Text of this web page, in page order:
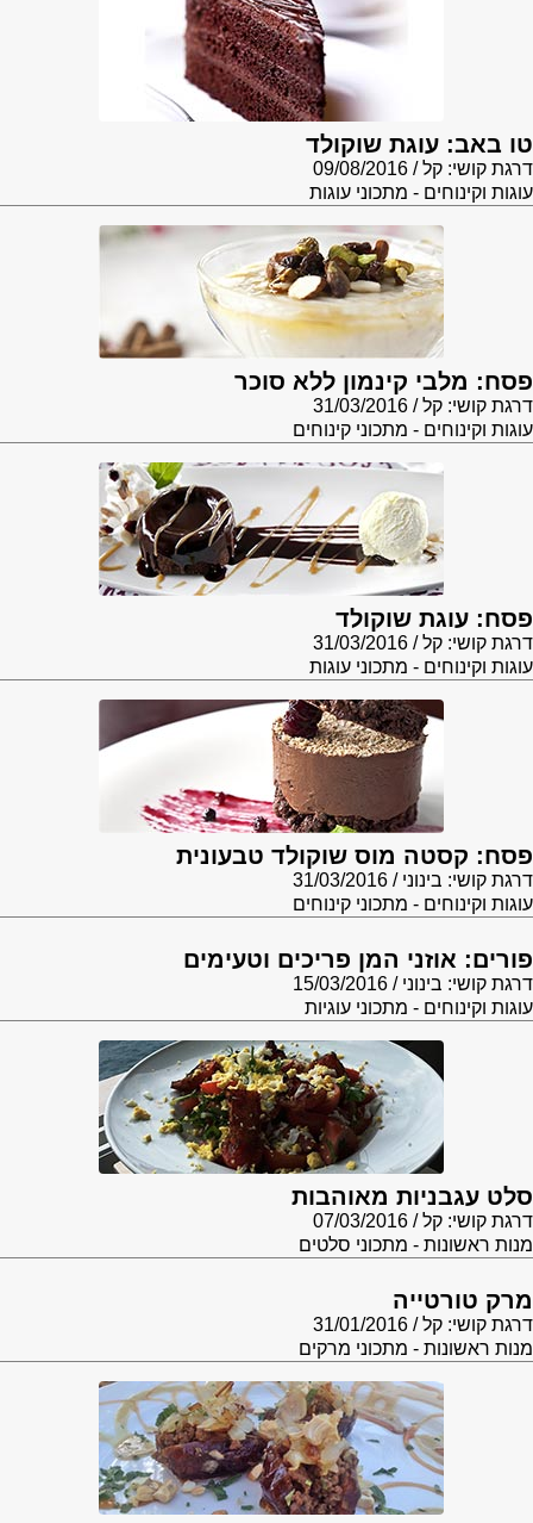
טו באב: עוגת שוקולד
דרגת קושי: קל
09/08/2016
עוגות וקינוחים - מתכוני עוגות
פסח: מלבי קינמון ללא סוכר
דרגת קושי: קל
31/03/2016
עוגות וקינוחים - מתכוני קינוחים
פסח: עוגת שוקולד
דרגת קושי: קל
31/03/2016
עוגות וקינוחים - מתכוני עוגות
פסח: קסטה מוס שוקולד טבעונית
דרגת קושי: בינוני
31/03/2016
עוגות וקינוחים - מתכוני קינוחים
פורים: אוזני המן פריכים וטעימים
דרגת קושי: בינוני
15/03/2016
עוגות וקינוחים - מתכוני עוגיות
סלט עגבניות מאוהבות
דרגת קושי: קל
07/03/2016
מנות ראשונות - מתכוני סלטים
מרק טורטייה
דרגת קושי: קל
31/01/2016
מנות ראשונות - מתכוני מרקים